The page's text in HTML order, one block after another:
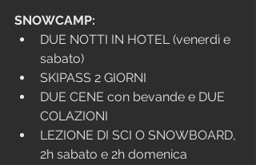
SNOWCAMP:
DUE NOTTI IN HOTEL (venerdì e
sabato)
SKIPASS 2 GIORNI
DUE CENE con bevande e DUE
COLAZIONI
LEZIONE DI SCI O SNOWBOARD,
2h sabato e 2h domenica